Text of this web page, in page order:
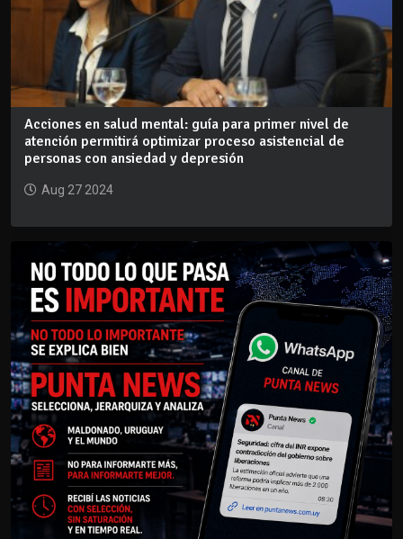
Acciones en salud mental: guía para primer nivel de
atención permitirá optimizar proceso asistencial de
personas con ansiedad y depresión
Aug 27 2024